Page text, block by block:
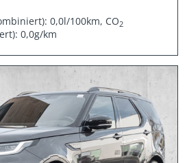
0,0l/100km, CO2
0,0g/km